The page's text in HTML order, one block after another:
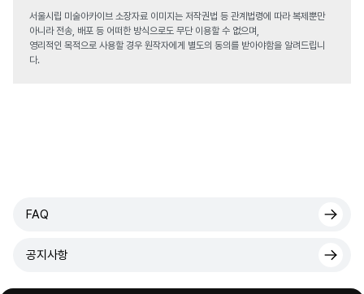
서울시립 미술아카이브 소장자료 이미지는 저작권법 등 관계법령에 따라 복제뿐만
아니라 전송, 배포 등 어떠한 방식으로도 무단 이용할 수 없으며,
영리적인 목적으로 사용할 경우 원작자에게 별도의 동의를 받아야함을 알려드립니
다.
FAQ
공지사항